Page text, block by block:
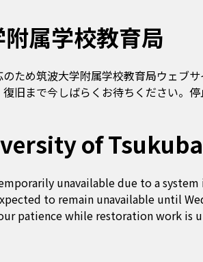
属学校教育局
ため筑波大学附属学校教育局ウェブサ
旧まで今しばらくお待ちください。
of
unavailable due to a system
to remain unavailable until
patience while restoration work is